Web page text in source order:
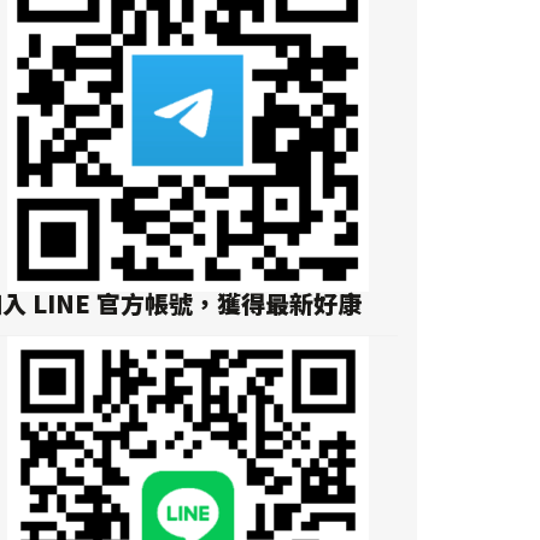
LINE 官方帳號，獲得最新好康